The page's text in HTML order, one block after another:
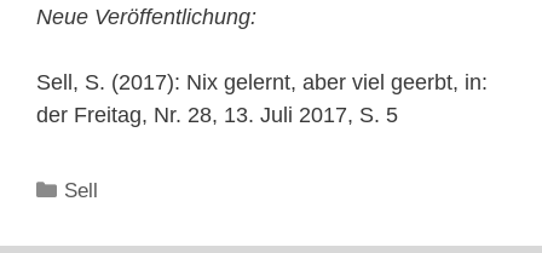
Neue Veröffentlichung:
Sell, S. (2017): Nix gelernt, aber viel geerbt, in:
der Freitag, Nr. 28, 13. Juli 2017, S. 5
Kategorien
Sell